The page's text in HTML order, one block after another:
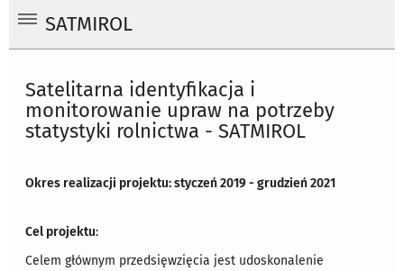
SATMIROL
Satelitarna identyfikacja i
monitorowanie upraw na potrzeby
statystyki rolnictwa - SATMIROL
Okres realizacji projektu: styczeń 2019 - grudzień 2021
Cel projektu:
Celem głównym przedsięwzięcia jest udoskonalenie